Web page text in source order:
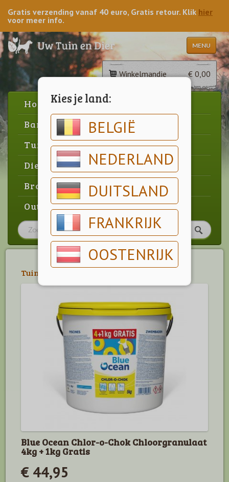
Kies je land:
BELGIË
NEDERLAND
DUITSLAND
FRANKRIJK
OOSTENRIJK
Gratis verzending vanaf 40 euro, Gratis retour. Klik hier
voor meer info.
MENU
Winkelmandje € 0,00
Home
Barbecue
Tuin
Dier
Brood & gebak
Outlet
Tuin
Blue Ocean Chlor-o-Chok Chloorgranulaat
4kg + 1kg Gratis
€ 44,95